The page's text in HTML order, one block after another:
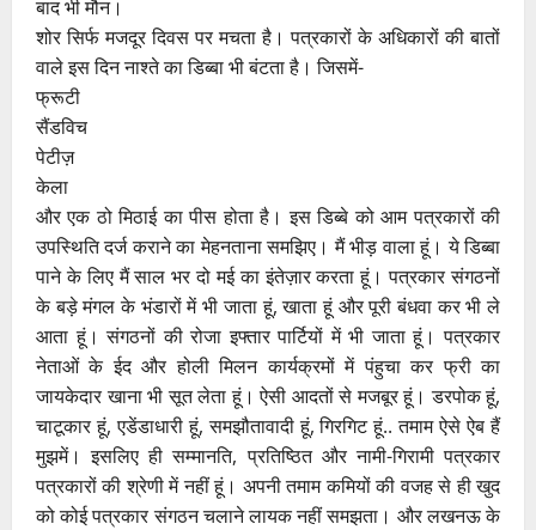
बाद भी मौन।
शोर सिर्फ मजदूर दिवस पर मचता है। पत्रकारों के अधिकारों की बातों
वाले इस दिन नाश्ते का डिब्बा भी बंटता है। जिसमें-
फ्रूटी
सैंडविच
पेटीज़
केला
और एक ठो मिठाई का पीस होता है। इस डिब्बे को आम पत्रकारों की
उपस्थिति दर्ज कराने का मेहनताना समझिए। मैं भीड़ वाला हूं। ये डिब्बा
पाने के लिए मैं साल भर दो मई का इंतेज़ार करता हूं। पत्रकार संगठनों
के बड़े मंगल के भंडारों में भी जाता हूं, खाता हूं और पूरी बंधवा कर भी ले
आता हूं। संगठनों की रोजा इफ्तार पार्टियों में भी जाता हूं। पत्रकार
नेताओं के ईद और होली मिलन कार्यक्रमों में पंहुचा कर फ्री का
जायकेदार खाना भी सूत लेता हूं। ऐसी आदतों से मजबूर हूं। डरपोक हूं,
चाटूकार हूं, एडेंडाधारी हूं, समझौतावादी हूं, गिरगिट हूं.. तमाम ऐसे ऐब हैं
मुझमें। इसलिए ही सम्मानति, प्रतिष्ठित और नामी-गिरामी पत्रकार
पत्रकारों की श्रेणी में नहीं हूं। अपनी तमाम कमियों की वजह से ही खुद
को कोई पत्रकार संगठन चलाने लायक नहीं समझता। और लखनऊ के